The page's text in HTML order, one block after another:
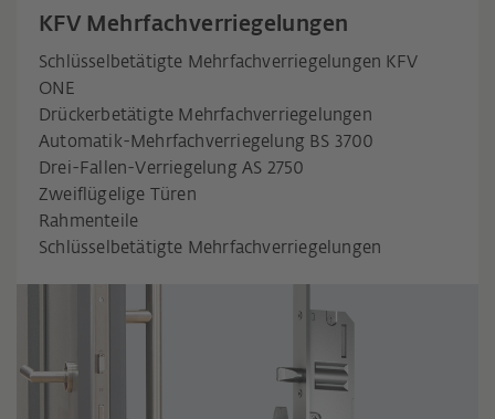
KFV Mehrfachverriegelungen
Schlüsselbetätigte Mehrfachverriegelungen KFV
ONE
Drückerbetätigte Mehrfachverriegelungen
Automatik-Mehrfachverriegelung BS 3700
Drei-Fallen-Verriegelung AS 2750
Zweiflügelige Türen
Rahmenteile
Schlüsselbetätigte Mehrfachverriegelungen